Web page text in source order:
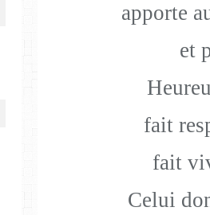
apporte
et
fait
fait
Celui